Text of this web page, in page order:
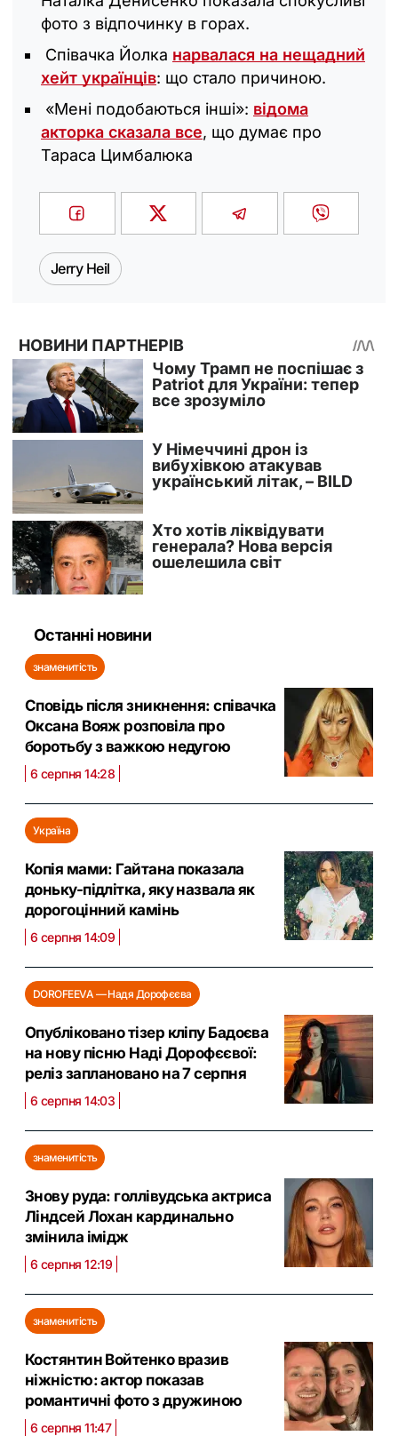
фото з відпочинку в горах.
Співачка Йолка нарвалася на нещадний
хейт українців: що стало причиною.
«Мені подобаються інші»: відома
акторка сказала все, що думає про
Тараса Цимбалюка
Jerry Heil
Останні новини
знаменитість
Сповідь після зникнення: співачка
Оксана Вояж розповіла про
боротьбу з важкою недугою
6 серпня 14:28
Україна
Копія мами: Гайтана показала
доньку-підлітка, яку назвала як
дорогоцінний камінь
6 серпня 14:09
DOROFEEVA — Надя Дорофєєва
Опубліковано тізер кліпу Бадоєва
на нову пісню Наді Дорофєєвої:
реліз заплановано на 7 серпня
6 серпня 14:03
знаменитість
Знову руда: голлівудська актриса
Ліндсей Лохан кардинально
змінила імідж
6 серпня 12:19
знаменитість
Костянтин Войтенко вразив
ніжністю: актор показав
романтичні фото з дружиною
6 серпня 11:47